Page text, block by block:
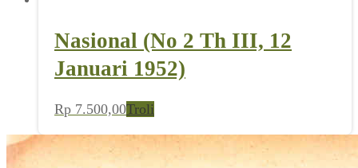
Nasional (No 2 Th III, 12
Januari 1952)
Rp 7.500,00Troli